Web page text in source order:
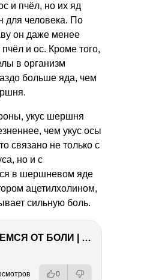
и пчёл, но их яд
для человека. По
он даже менее
и ос. Кроме того,
в организм
больше яда, чем
укус шершня
чем укус осы
связано не только с
но и с
в шершневом яде
ацетилхолином,
сильную боль.
ИЗБАВЛЯЕМСЯ ОТ БОЛИ | Важность режима и питания
0